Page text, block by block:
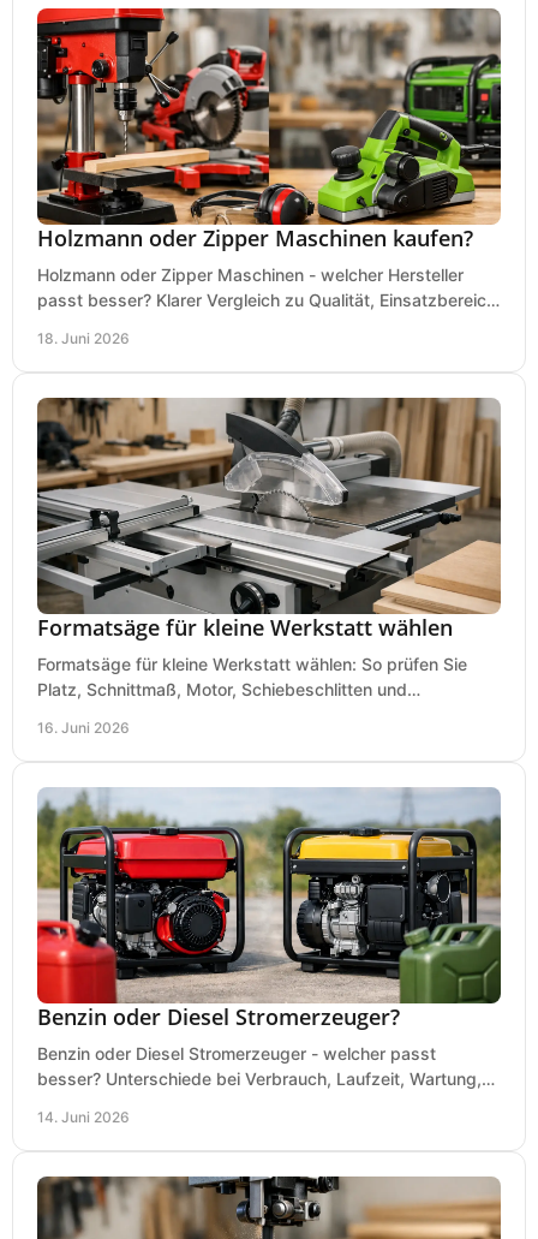
Holzmann oder Zipper Maschinen kaufen?
Holzmann oder Zipper Maschinen - welcher Hersteller
passt besser? Klarer Vergleich zu Qualität, Einsatzbereich,
18. Juni 2026
Formatsäge für kleine Werkstatt wählen
Formatsäge für kleine Werkstatt wählen: So prüfen Sie
Platz, Schnittmaß, Motor, Schiebeschlitten und
16. Juni 2026
Benzin oder Diesel Stromerzeuger?
Benzin oder Diesel Stromerzeuger - welcher passt
besser? Unterschiede bei Verbrauch, Laufzeit, Wartung,
14. Juni 2026